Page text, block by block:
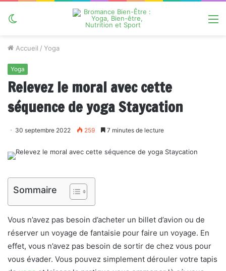
Accueil / Yoga
Yoga
Relevez le moral avec cette
séquence de yoga Staycation
30 septembre 2022 259 7 minutes de lecture
Sommaire
Vous n’avez pas besoin d’acheter un billet d’avion ou de
réserver un voyage de fantaisie pour faire un voyage. En
effet, vous n’avez pas besoin de sortir de chez vous pour
vous évader. Vous pouvez simplement dérouler votre tapis